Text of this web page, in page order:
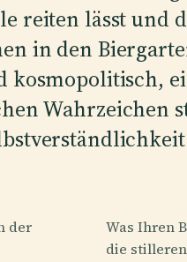
reiten lässt und
in den
kosmopolitisch,
Wahrzeichen
der
Was Ihren
die